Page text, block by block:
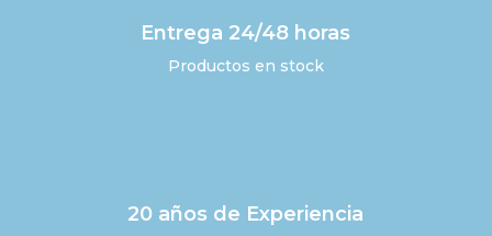
Entrega 24/48 horas
Productos en stock
20 años de Experiencia